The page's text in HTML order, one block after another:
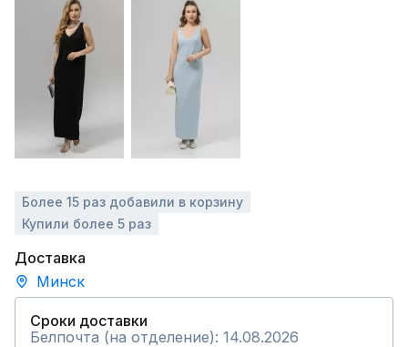
Более 15 раз добавили в корзину
Купили более 5 раз
Доставка
Минск
Сроки доставки
Белпочта (на отделение): 14.08.2026